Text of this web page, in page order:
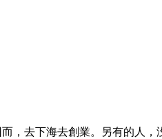
，去下海去創業。另有的人，